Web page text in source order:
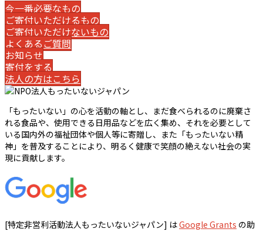
今一番必要なもの
ご寄付いただけるもの
ご寄付いただけないもの
よくあるご質問
お知らせ
寄付をする
法人の方はこちら
「もったいない」の心を活動の軸とし、まだ食べられるのに廃棄さ
れる食品や、使用できる日用品などを広く集め、それを必要として
いる国内外の福祉団体や個人等に寄贈し、また「もったいない精
神」を普及することにより、明るく健康で笑顔の絶えない社会の実
現に貢献します。
[特定非営利活動法人もったいないジャパン] はGoogle Grants の助